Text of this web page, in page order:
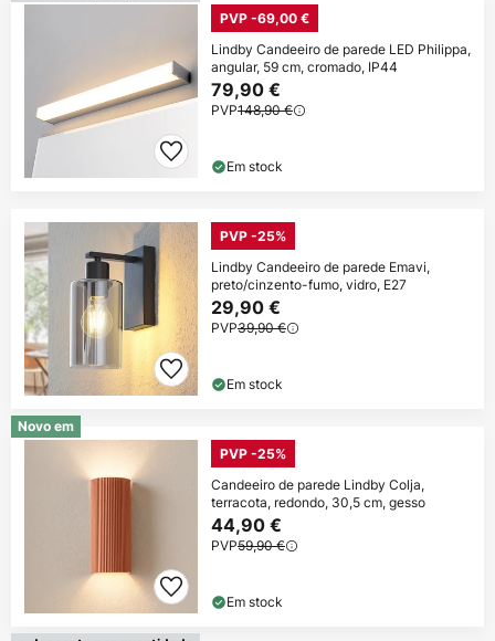
PVP -69,00 €
Lindby Candeeiro de parede LED Philippa,
angular, 59 cm, cromado, IP44
79,90 €
PVP148,90 €
Em stock
PVP -25%
Lindby Candeeiro de parede Emavi,
preto/cinzento-fumo, vidro, E27
29,90 €
PVP39,90 €
Em stock
Novo em
PVP -25%
Candeeiro de parede Lindby Colja,
terracota, redondo, 30,5 cm, gesso
44,90 €
PVP59,90 €
Em stock